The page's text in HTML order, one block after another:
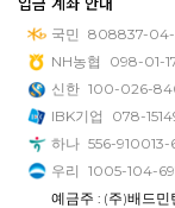
국민 808837-
NH농협
098-01-
신한 100-026-
IBK기업
078-
하나 556-
우리 1005-104-
예금주 : (주)배드민